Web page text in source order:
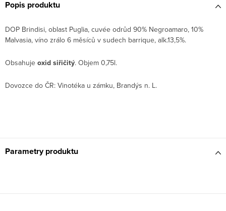
Popis produktu
DOP Brindisi, oblast Puglia, cuvée odrůd 90% Negroamaro, 10%
Malvasia, víno zrálo 6 měsíců v sudech barrique, alk.13,5%.
Obsahuje oxid siřičitý. Objem 0,75l.
Dovozce do ČR: Vinotéka u zámku, Brandýs n. L.
Parametry produktu